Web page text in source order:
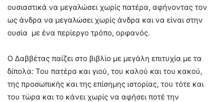
ουσιαστικά να μεγαλώσει χωρίς πατέρα, αφήνοντας τον
ως άνδρα να μεγαλώσει χωρίς άνδρα και να είναι στην
ουσία με ένα περίεργο τρόπο, ορφανός.
Ο Δαββέτας παίζει στο βιβλίο με μεγάλη επιτυχία με τα
δίπολα: Του πατέρα και γιού, του καλού και του κακού,
της προσωπικής και της επίσημης ιστορίας, του τότε και
του τώρα και το κάνει χωρίς να αφήσει ποτέ την